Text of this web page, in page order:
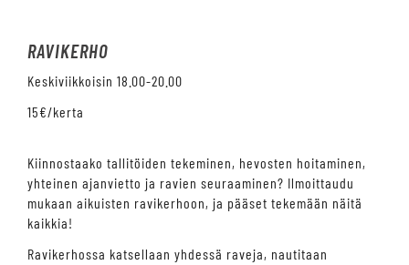
RAVIKERHO
Keskiviikkoisin 18.00-20.00
15€/kerta
Kiinnostaako tallitöiden tekeminen, hevosten hoitaminen,
yhteinen ajanvietto ja ravien seuraaminen? Ilmoittaudu
mukaan aikuisten ravikerhoon, ja pääset tekemään näitä
kaikkia!
Ravikerhossa katsellaan yhdessä raveja, nautitaan